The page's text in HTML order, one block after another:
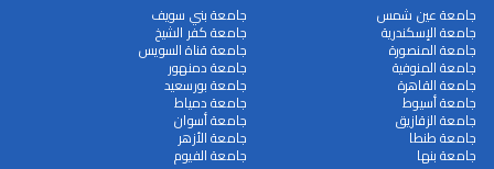
جامعة عين شمس
جامعة الإسكندرية
جامعة المنصورة
جامعة المنوفية
جامعة القاهرة
جامعة أسيوط
جامعة الزقازيق
جامعة طنطا
جامعة بنها
جامعة بني سويف
جامعة كفر الشيخ
جامعة قناة السويس
جامعة دمنهور
جامعة بورسعيد
جامعة دمياط
جامعة أسوان
جامعة الأزهر
جامعة الفيوم